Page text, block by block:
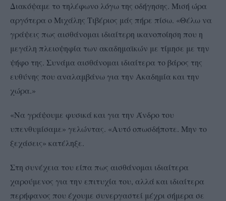
Διακόψαμε το τηλέφωνο λόγω της οδήγησης. Μισή ώρα
αργότερα ο Μιχάλης Τιβέριος μάς πήρε πίσω. «Θέλω να
γράψεις πως αισθάνομαι ιδιαίτερη ικανοποίηση που η
μεγάλη πλειοψηφία των ακαδημαϊκών με τίμησε με την
ψήφο της. Συνάμα αισθάνομαι ιδιαίτερα το βάρος της
ευθύνης που αναλαμβάνω για την Ακαδημία και την
χώρα.»
«Να γράψουμε φυσικά και για την Άνδρο του
υπενθυμίσαμε» γελώντας. «Αυτό οπωσδήποτε. Μην το
ξεχάσεις» κατέληξε.
Στη συνέχεια του είπα πως αισθάνομαι ιδιαίτερα
χαρούμενος για την επιτυχία του, αλλά και ιδιαίτερα
περήφανος που έχουμε συνεργαστεί μέχρι σήμερα σε